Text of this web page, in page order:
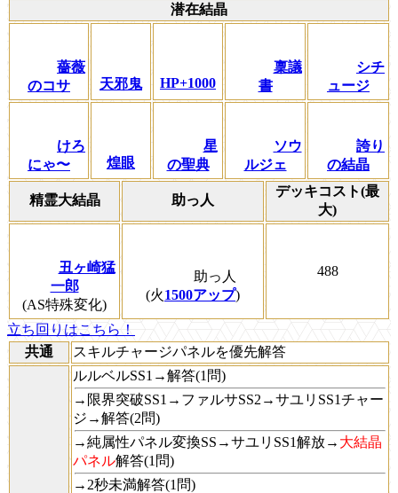
潜在結晶
薔薇
のコサ
天邪鬼 HP+1000
稟議
書
シチ
ュージ
けろ
にゃ〜
煌眼
星
の聖典
ソウ
ルジェ
誇り
の結晶
精霊大結晶 助っ人
デッキコスト(最
大)
丑ヶ崎猛
一郎
(AS特殊変化)
助っ人
(火1500アップ)
488
立ち回りはこちら！
共通
スキルチャージパネルを優先解答
ルルベルSS1→解答(1問)
→限界突破SS1→ファルサSS2→サユリSS1チャー
ジ→解答(2問)
→純属性パネル変換SS→サユリSS1解放→ 大結晶
パネル解答(1問)
→2秒未満解答(1問)